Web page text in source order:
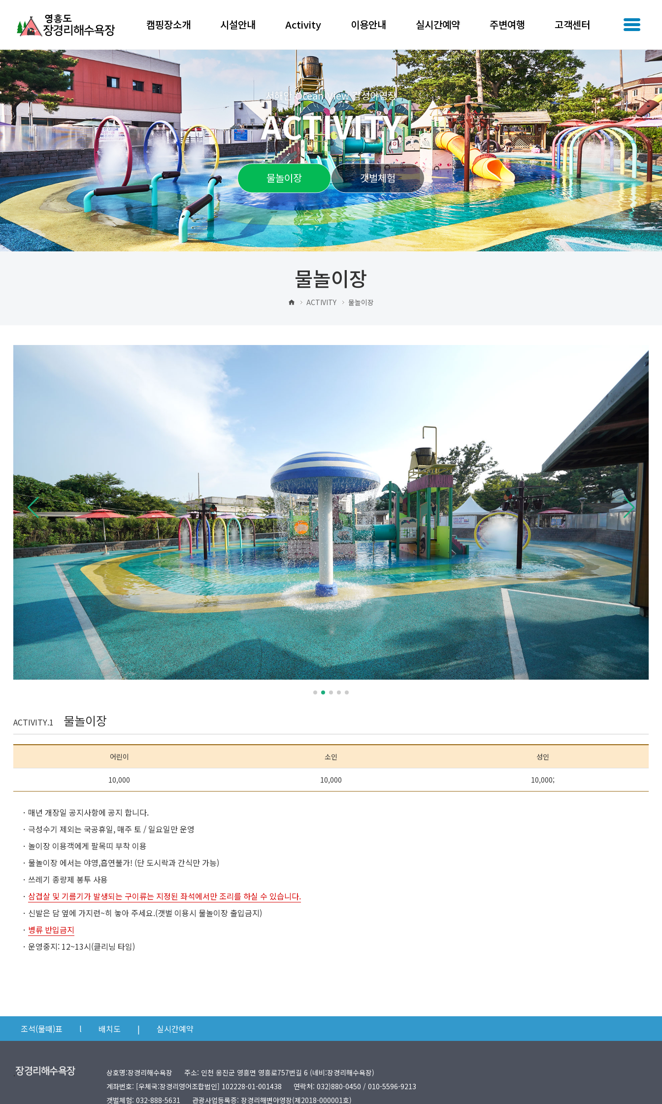
캠핑장소개 시설안내 Activity 이용안내 실시간예약 주변여행 고객센터
서해안 Ocean View 감성야영장
ACTIVITY
물놀이장 갯벌체험
물놀이장
ACTIVITY 물놀이장
ACTIVITY.1 물놀이장
어린이 소인 성인
10,000 10,000 10,000;
ㆍ 매년 개장일 공지사항에 공지 합니다.
ㆍ 극성수기 제외는 국공휴일, 매주 토 / 일요일만 운영
ㆍ 놀이장 이용객에게 팔목띠 부착 이용
ㆍ 물놀이장 에서는 야영,흡연불가! (단 도시락과 간식만 가능)
ㆍ 쓰레기 종량제 봉투 사용
ㆍ 삼겹살 및 기름기가 발생되는 구이류는 지정된 좌석에서만 조리를 하실 수 있습니다.
ㆍ 신발은 담 옆에 가지런~히 놓아 주세요.(갯벌 이용시 물놀이장 출입금지)
ㆍ 병류 반입금지
ㆍ 운영중지: 12~13시(클리닝 타임)
조석(물때)표 l 배치도 | 실시간예약
. 상호명:장경리해수욕장
주소: 인천 옹진군 영흥면 영흥로757번길 6 (네비:장경리해수욕장)
계좌번호: [우체국:장경리영어조합법인] 102228-01-001438
연락처: 032)880-0450 / 010-5596-9213
갯벌체험: 032-888-5631 관광사업등록증: 장경리해변야영장(제2018-000001호)